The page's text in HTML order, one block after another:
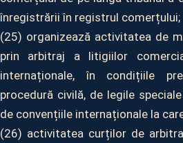
înregistrării în registrul comerțului;
(25) organizează activitatea de
prin arbitraj a litigiilor
internaționale, în condițiile
procedură civilă, de legile
de convențiile internaționale la
(26) activitatea curților de